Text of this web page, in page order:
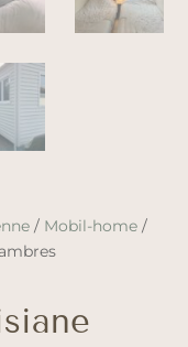
/ Mobil-home /